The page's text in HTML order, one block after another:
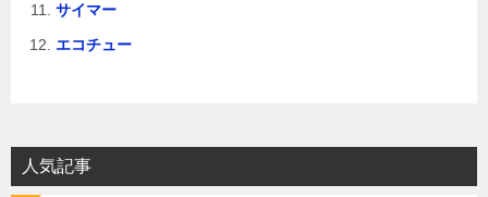
サイマー
エコチュー
人気記事